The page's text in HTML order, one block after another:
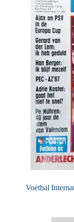
Puntertjes
Contact
Voetbal